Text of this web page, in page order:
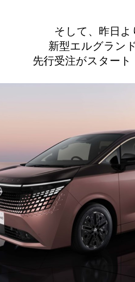
そして、昨日よ
新型エルグラン
先行受注がスタート